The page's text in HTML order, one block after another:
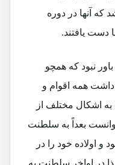
که آنها در دوره
دست یافتند.
نبود که همچو
همه اقوام و
به اشکال مختلف از
بعداً به سلطنت
اولاده خود را در